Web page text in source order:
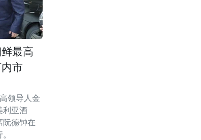
最高
市
领导人金
利亚酒
阮德钟在